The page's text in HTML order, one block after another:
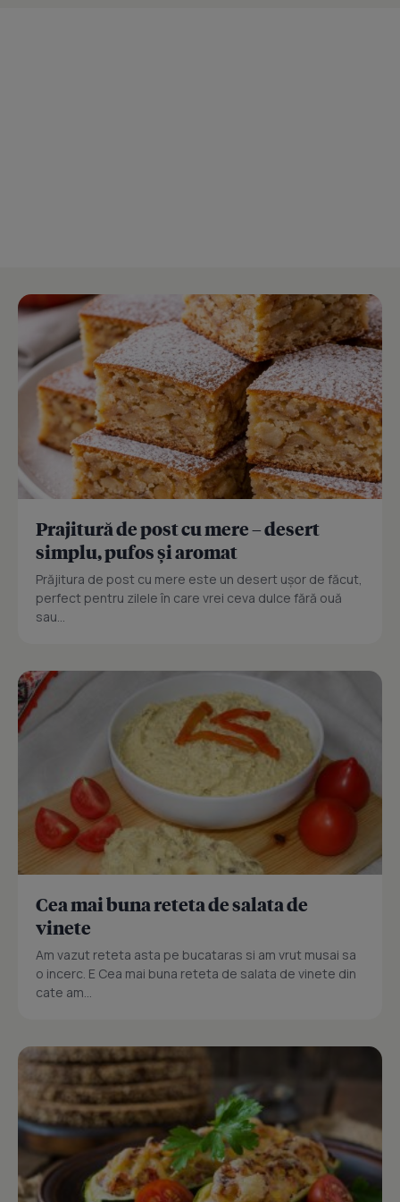
Prajitură de post cu mere – desert
simplu, pufos și aromat
Prăjitura de post cu mere este un desert ușor de făcut,
perfect pentru zilele în care vrei ceva dulce fără ouă
sau...
Cea mai buna reteta de salata de
vinete
Am vazut reteta asta pe bucataras si am vrut musai sa
o incerc. E Cea mai buna reteta de salata de vinete din
cate am...